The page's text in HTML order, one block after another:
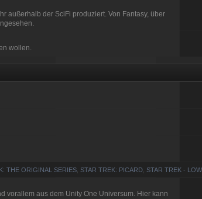
außerhalb der SciFi produziert. Von Fantasy, über
wollen.
THE ORIGINAL SERIES ,STAR TREK: PICARD ,STAR TREK -
vorallem aus dem Unity One Universum. Hier kann